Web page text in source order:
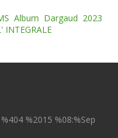
Album Dargaud 2023
INTEGRALE
%2015 %08:%Sep